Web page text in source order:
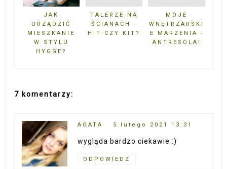
JAK
URZĄDZIĆ
MIESZKANIE
W STYLU
HYGGE?
TALERZE NA
ŚCIANACH -
HIT CZY KIT?
MOJE
WNĘTRZARSKI
E MARZENIA -
ANTRESOLA!
7 komentarzy:
AGATA 5 lutego 2021 13:31
wygląda bardzo ciekawie :)
ODPOWIEDZ